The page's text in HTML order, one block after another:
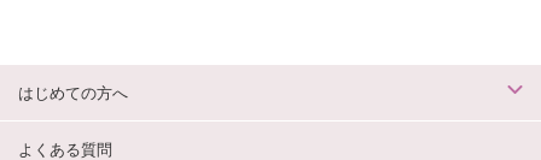
はじめての方へ
よくある質問